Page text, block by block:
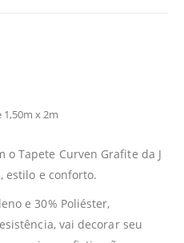
x 2m
o Tapete Curven Grafite da J
estilo e conforto.
e 30% Poliéster,
vai decorar seu